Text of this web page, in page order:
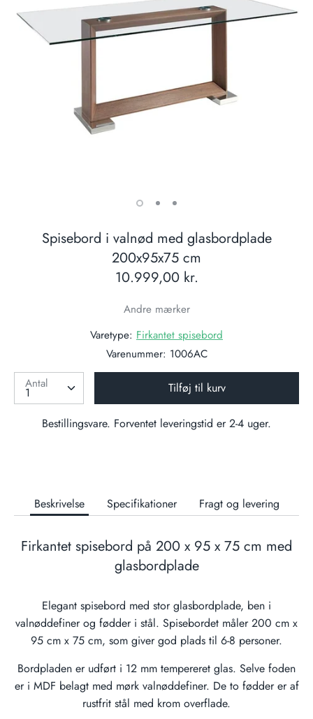
Spisebord i valnød med glasbordplade
200x95x75 cm
10.999,00 kr.
Andre mærker
Varetype: Firkantet spisebord
Varenummer: 1006AC
Antal
Tilføj til kurv
Bestillingsvare. Forventet leveringstid er 2-4 uger.
Beskrivelse Specifikationer Fragt og levering
Firkantet spisebord på 200 x 95 x 75 cm med
glasbordplade
Elegant spisebord med stor glasbordplade, ben i
valnøddefiner og fødder i stål. Spisebordet måler 200 cm x
95 cm x 75 cm, som giver god plads til 6-8 personer.
Bordpladen er udført i 12 mm tempereret glas. Selve foden
er i MDF belagt med mørk valnøddefiner. De to fødder er af
rustfrit stål med krom overflade.